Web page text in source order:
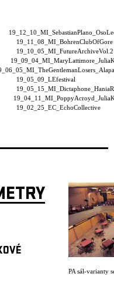
19_11_08_MI_BohrenClubOfGore
19_10_05_MI_FutureArchiveVol.2
19_05_09_LEfestival
19_02_25_EC_EchoCollective
PA sál-varianty